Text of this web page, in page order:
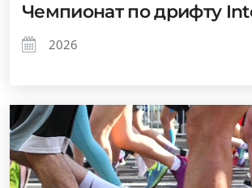
Чемпионат по дрифту
2026